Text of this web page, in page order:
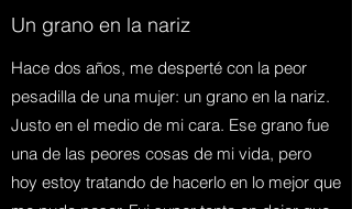
Un grano en la nariz
Hace dos años, me desperté con la peor
pesadilla de una mujer: un grano en la nariz.
Justo en el medio de mi cara. Ese grano fue
una de las peores cosas de mi vida, pero
hoy estoy tratando de hacerlo en lo mejor que